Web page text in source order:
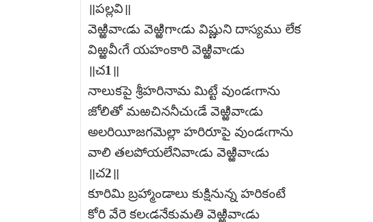
॥పల్లవి॥
వెఱ్ఱివాఁడు వెఱ్ఱిగాఁడు విష్ణుని దాస్యము లేక
విఱ్ఱవీఁగే యహంకారి వెఱ్ఱివాఁడు
॥చ1॥
నాలుకపై శ్రీహరినామ మిట్టే వుండఁగాను
జోలితో మఱచిననీచుఁడే వెఱ్ఱివాఁడు
అలరియీజగమెల్లా హరిరూపై వుండఁగాను
వాలి తలపోయలేనివాఁడు వెఱ్ఱివాఁడు
॥చ2॥
కూరిమి బ్రహ్మాండాలు కుక్షినున్న హరికంటే
కోరి వేరె కలఁడనేకుమతి వెఱ్ఱివాఁడు